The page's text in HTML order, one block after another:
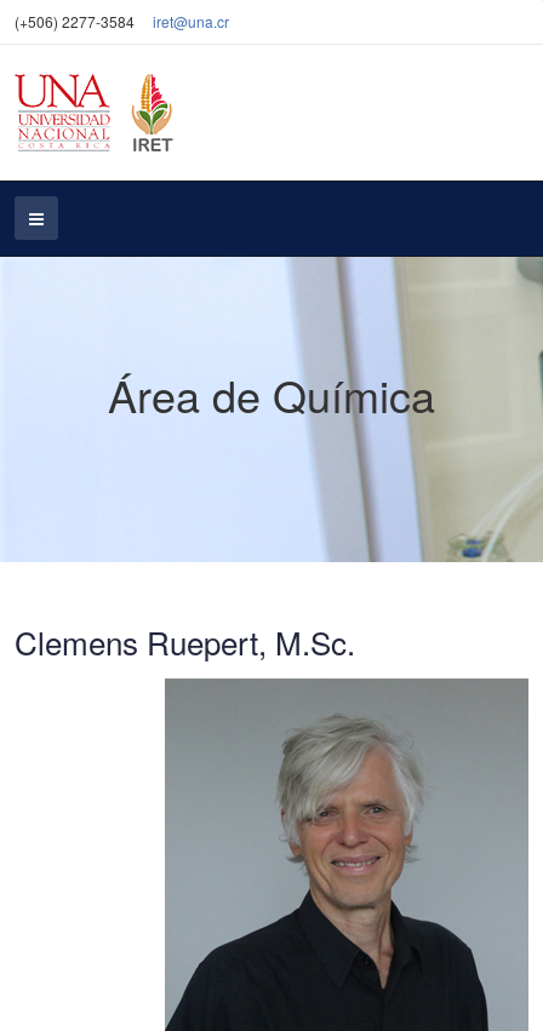
(+506) 2277-3584 iret@una.cr
Área de Química
Clemens Ruepert, M.Sc.